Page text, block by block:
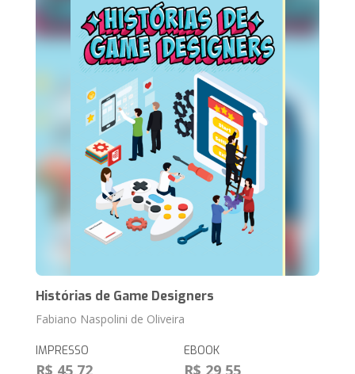
Histórias de Game Designers
Fabiano Naspolini de Oliveira
IMPRESSO
R$ 45,72
EBOOK
R$ 29,55